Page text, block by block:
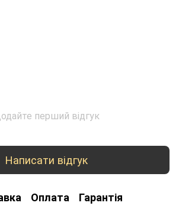
перший відгук
Написати відгук
Оплата Гарантія